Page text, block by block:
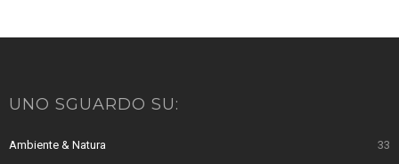
UNO SGUARDO SU:
Ambiente & Natura 33